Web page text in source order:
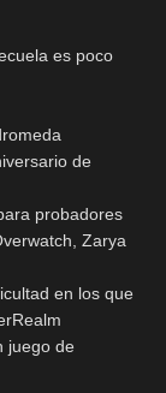
es poco
de
probadores
Zarya
en los que
juego de